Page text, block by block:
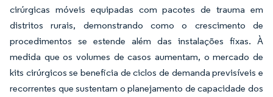
cirúrgicas móveis equipadas com pacotes de trauma em
distritos rurais, demonstrando como o crescimento de
procedimentos se estende além das instalações fixas. À
medida que os volumes de casos aumentam, o mercado de
kits cirúrgicos se beneficia de ciclos de demanda previsíveis e
recorrentes que sustentam o planejamento de capacidade dos